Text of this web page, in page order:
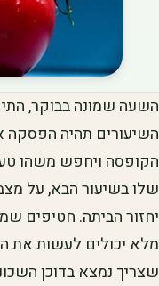
השעה שמונה בבוקר,
השיעורים תהיה הפסקה
הקופסה ויחפש משהו
שלו בשיעור הבא, על
יחזור הביתה. חטיפים
מלא יכולים לעשות את
שצריך נמצא בדוכן